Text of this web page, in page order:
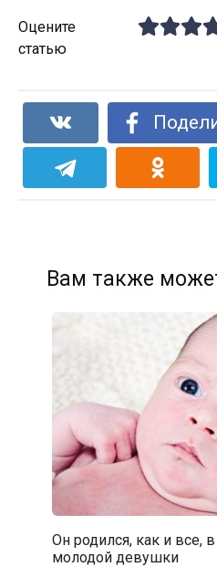
Оцените
статью
Вам также
Он родился, как и все,
молодой девушки